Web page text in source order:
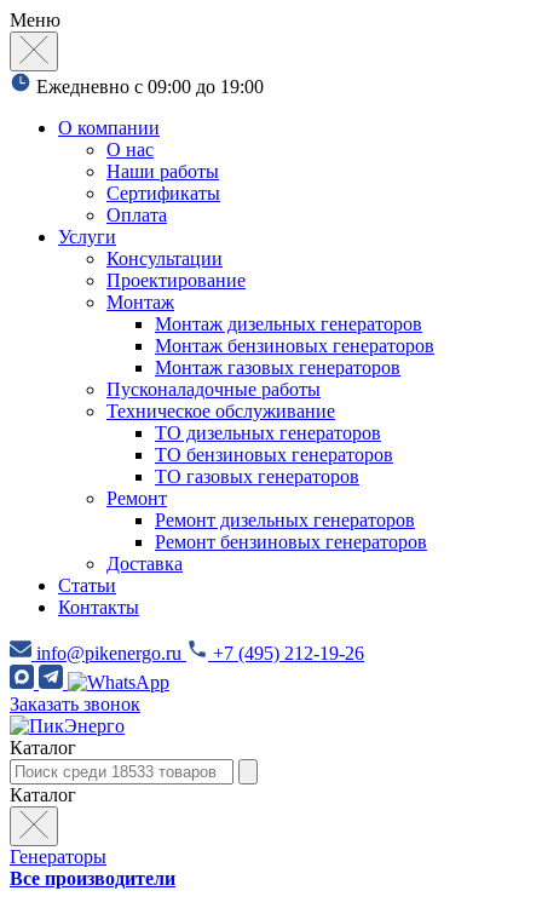
Меню
Ежедневно с 09:00 до 19:00
О компании
О нас
Наши работы
Сертификаты
Оплата
Услуги
Консультации
Проектирование
Монтаж
Монтаж дизельных генераторов
Монтаж бензиновых генераторов
Монтаж газовых генераторов
Пусконаладочные работы
Техническое обслуживание
ТО дизельных генераторов
ТО бензиновых генераторов
ТО газовых генераторов
Ремонт
Ремонт дизельных генераторов
Ремонт бензиновых генераторов
Доставка
Статьи
Контакты
info@pikenergo.ru +7 (495) 212-19-26
Заказать звонок
Каталог
Каталог
Генераторы
Все производители